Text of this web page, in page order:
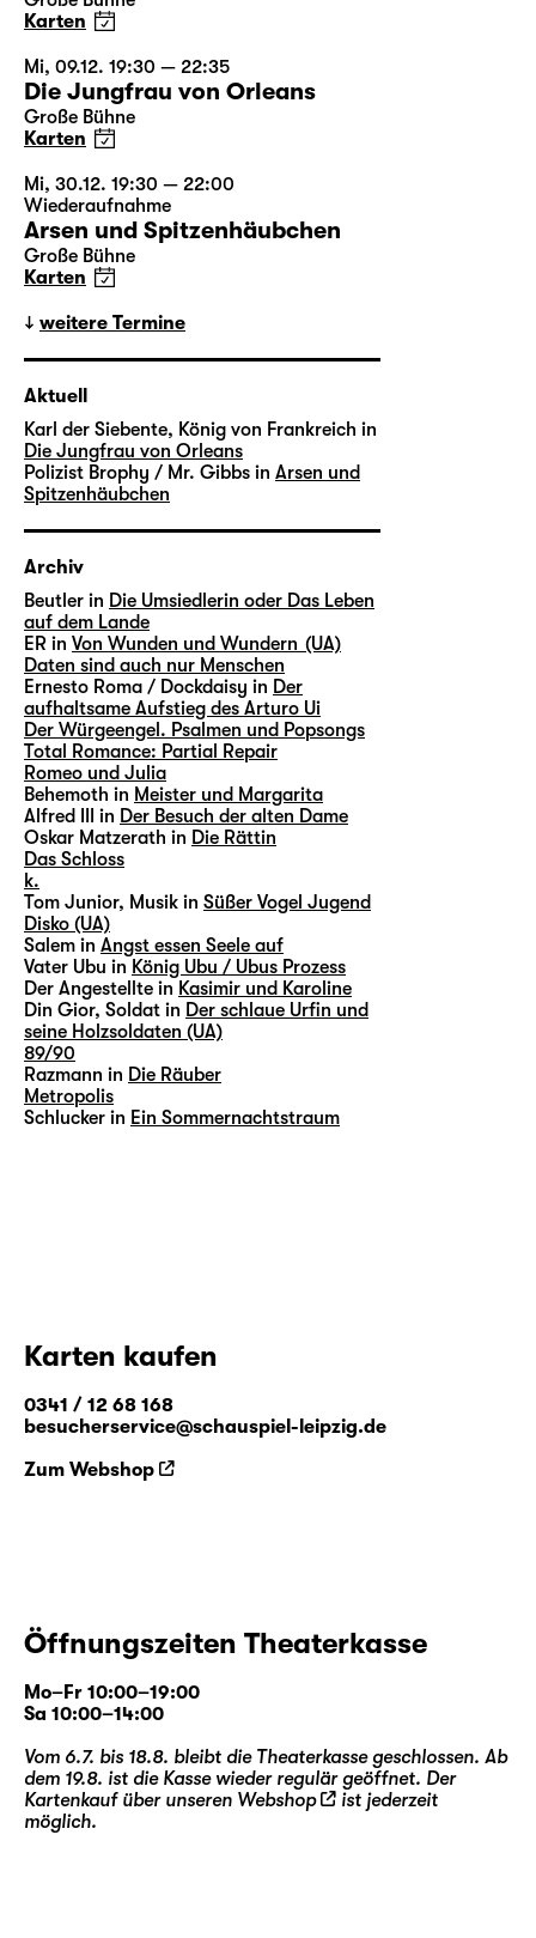
Karten
Mi, 09.12. 19:30 — 22:35
Die Jungfrau von Orleans
Große Bühne
Karten
Mi, 30.12. 19:30 — 22:00
Wiederaufnahme
Arsen und Spitzenhäubchen
Große Bühne
Karten
weitere Termine
Aktuell
Karl der Siebente, König von Frankreich in
Die Jungfrau von Orleans
Polizist Brophy / Mr. Gibbs in Arsen und
Spitzenhäubchen
Archiv
Beutler in Die Umsiedlerin oder Das Leben
auf dem Lande
ER in Von Wunden und Wundern (UA)
Daten sind auch nur Menschen
Ernesto Roma / Dockdaisy in Der
aufhaltsame Aufstieg des Arturo Ui
Der Würgeengel. Psalmen und Popsongs
Total Romance: Partial Repair
Romeo und Julia
Behemoth in Meister und Margarita
Alfred III in Der Besuch der alten Dame
Oskar Matzerath in Die Rättin
Das Schloss
k.
Tom Junior, Musik in Süßer Vogel Jugend
Disko (UA)
Salem in Angst essen Seele auf
Vater Ubu in König Ubu / Ubus Prozess
Der Angestellte in Kasimir und Karoline
Din Gior, Soldat in Der schlaue Urfin und
seine Holzsoldaten (UA)
89/90
Razmann in Die Räuber
Metropolis
Schlucker in Ein Sommernachtstraum
Karten kaufen
0341 / 12 68 168
besucherservice@schauspiel-leipzig.de
Zum Webshop
Öffnungszeiten Theaterkasse
Mo–Fr 10:00–19:00
Sa 10:00–14:00
Vom 6.7. bis 18.8. bleibt die Theaterkasse geschlossen. Ab
dem 19.8. ist die Kasse wieder regulär geöffnet. Der
Kartenkauf über unseren Webshop
ist jederzeit
möglich.